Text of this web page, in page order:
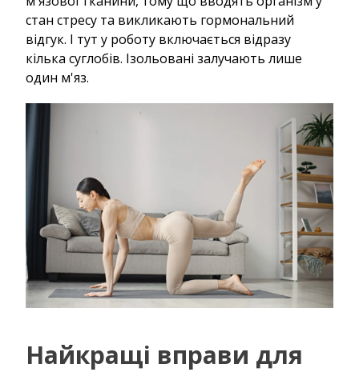
стан стресу та викликають гормональний
відгук. І тут у роботу включається відразу
кілька суглобів. Ізольовані залучають лише
один м'яз.
Найкращі вправи для